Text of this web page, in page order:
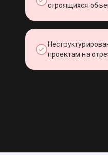
строящихся
проектам на